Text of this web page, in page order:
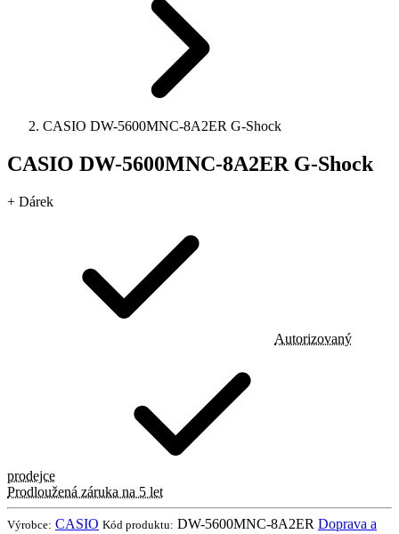
CASIO DW-5600MNC-8A2ER G-Shock
CASIO DW-5600MNC-8A2ER G-Shock
+ Dárek
Autorizovaný
prodejce
Prodloužená záruka na 5 let
Výrobce: CASIO Kód produktu: DW-5600MNC-8A2ER Doprava a